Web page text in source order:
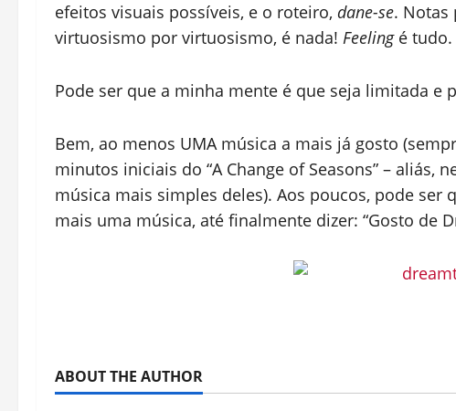
efeitos visuais possíveis, e o roteiro, dane-se. Notas
virtuosismo por virtuosismo, é nada! Feelingé tudo.
Pode ser que a minha mente é que seja limitada
Bem, ao menos UMA música a mais já gosto
minutos iniciais do “A Change of Seasons” – aliás,
música mais simples deles). Aos poucos, pode ser
mais uma música, até finalmente dizer: “Gosto de
ABOUT THE AUTHOR